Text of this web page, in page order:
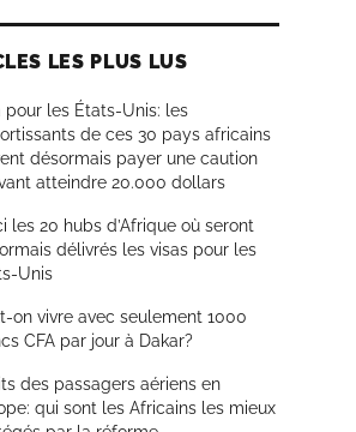
LES PLUS LUS
pour les États-Unis: les
de ces 30 pays africains
désormais payer une caution
atteindre 20.000 dollars
les 20 hubs d’Afrique où seront
délivrés les visas pour les
Unis
on vivre avec seulement 1000
CFA par jour à Dakar?
des passagers aériens en
qui sont les Africains les mieux